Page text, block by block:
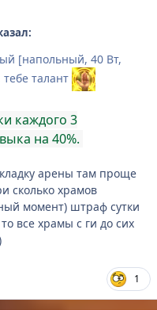
[напольный, 40 Вт,
талант
каждого 3
на 40%.
арены там проще
сколько храмов
момент) штраф сутки
все храмы с ги до сих
1